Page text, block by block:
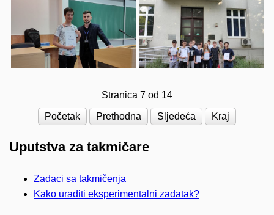
Stranica 7 od 14
Početak Prethodna Sljedeća Kraj
Uputstva za takmičare
Zadaci sa takmičenja
Kako uraditi eksperimentalni zadatak?